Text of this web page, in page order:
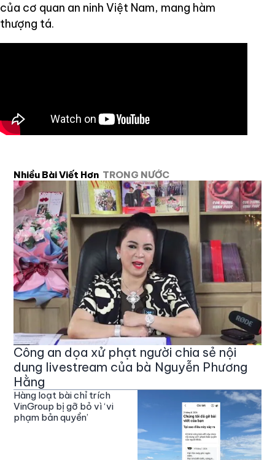
của cơ quan an ninh Việt Nam, mang hàm
thượng tá.
Nhiều Bài Viết Hơn TRONG NƯỚC
Công an dọa xử phạt người chia sẻ nội
dung livestream của bà Nguyễn Phương
Hằng
Hàng loạt bài chỉ trích
VinGroup bị gỡ bỏ vì ‘vi
phạm bản quyền’